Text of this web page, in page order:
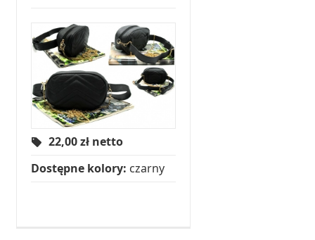
22,00zł netto
Dostępne kolory: czarny